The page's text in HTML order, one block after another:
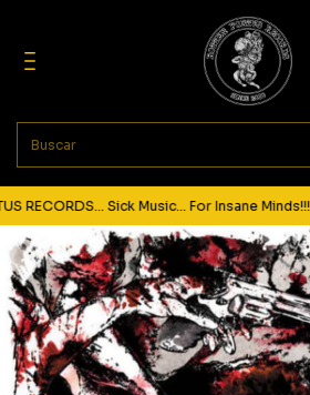
RECORDS... Sick Music... For Insane Minds!!!...